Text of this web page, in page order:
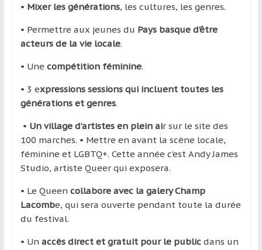
• Mixer les générations, les cultures, les genres.
• Permettre aux jeunes du Pays basque d’être
acteurs de la vie locale.
• Une compétition féminine.
• 3 expressions sessions qui incluent toutes les
générations et genres.
• Un village d’artistes en plein air sur le site des
100 marches. • Mettre en avant la scène locale,
féminine et LGBTQ+. Cette année c’est Andy James
Studio, artiste Queer qui exposera.
• Le Queen collabore avec la galery Champ
Lacombe, qui sera ouverte pendant toute la durée
du festival.
• Un accès direct et gratuit pour le publicdans un